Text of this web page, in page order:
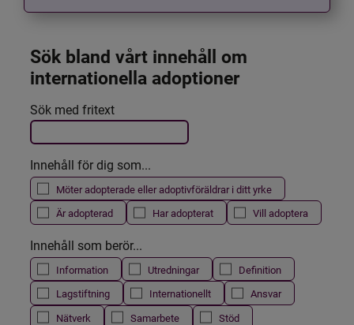
Sök bland vårt innehåll om
internationella adoptioner
Filtrera resultatet
Det här formuläret postas automatiskt
Sök med fritext
Innehåll för dig som...
Möter adopterade eller adoptivföräldrar i ditt yrke
Är adopterad
Har adopterat Vill adoptera
Innehåll som berör...
Information Utredningar
Definition
Lagstiftning
Internationellt
Ansvar
Nätverk
Samarbete
Stöd